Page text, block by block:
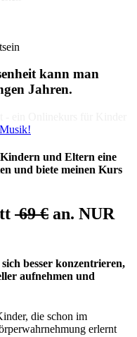
kann man
Jahren.
und Eltern eine
und biete meinen Kurs
69 € an. NUR
besser konzentrieren,
aufnehmen und
die schon im
erlernt